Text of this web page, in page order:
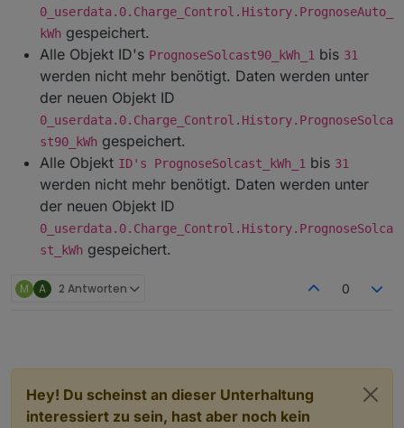
0_userdata.0.Charge_Control.History.PrognoseAuto_
kWh gespeichert.
Alle Objekt ID's PrognoseSolcast90_kWh_1 bis 31
werden nicht mehr benötigt. Daten werden unter
der neuen Objekt ID
0_userdata.0.Charge_Control.History.PrognoseSolca
st90_kWh gespeichert.
Alle Objekt ID's PrognoseSolcast_kWh_1 bis 31
werden nicht mehr benötigt. Daten werden unter
der neuen Objekt ID
0_userdata.0.Charge_Control.History.PrognoseSolca
st_kWh gespeichert.
M A 2 Antworten 0
Hey! Du scheinst an dieser Unterhaltung
interessiert zu sein, hast aber noch kein